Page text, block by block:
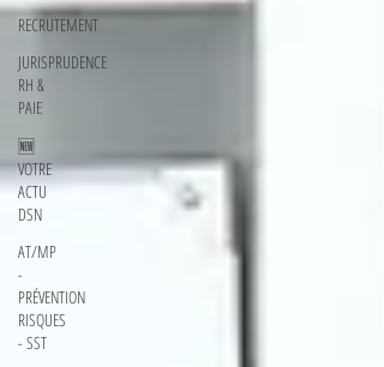
RECRUTEMENT
JURISPRUDENCE
RH &
PAIE
🆕
VOTRE
ACTU
DSN
AT/MP
-
PRÉVENTION
RISQUES
- SST